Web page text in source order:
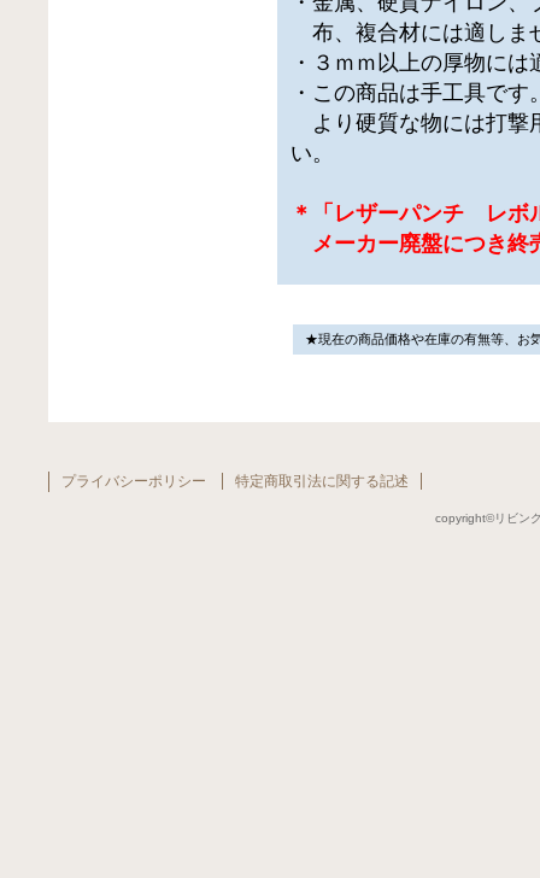
布、複合材には適しま
・３ｍｍ以上の厚物には
・この商品は手工具です
より硬質な物には打撃
い。
＊「レザーパンチ レボ
メーカー廃盤につき終
★現在の商品価格や在庫の有無等、お
copyright©リビン
プライバシーポリシー 特定商取引法に関する記述